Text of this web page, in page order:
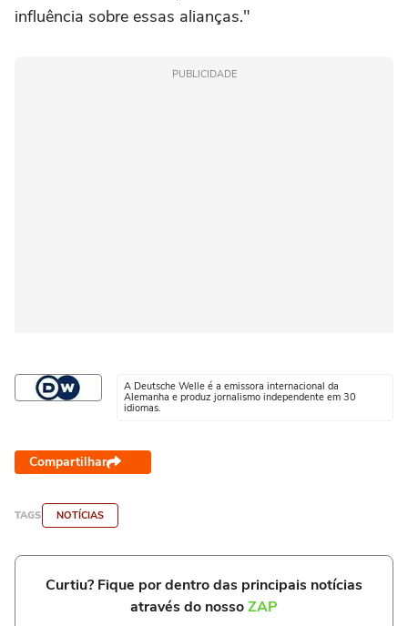
influência sobre essas alianças."
PUBLICIDADE
A Deutsche Welle é a emissora internacional da
Alemanha e produz jornalismo independente em 30
idiomas.
Compartilhar
TAGS NOTÍCIAS
Curtiu? Fique por dentro das principais notícias
através do nossoZAP